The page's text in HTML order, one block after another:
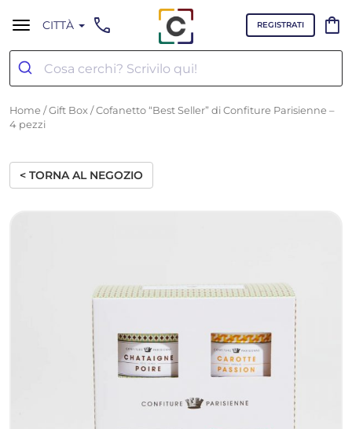
CITTÀ call REGISTRATI shopping_bag
Home /Gift Box / Cofanetto “Best Seller” di Confiture Parisienne –
4 pezzi
< TORNA AL NEGOZIO